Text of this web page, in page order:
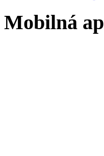
Mobilná